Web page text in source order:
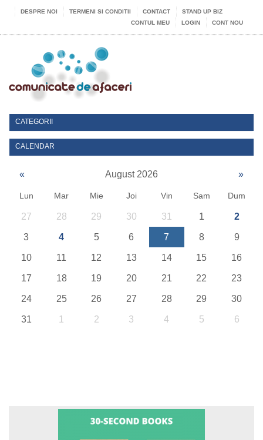
DESPRE NOI TERMENI SI CONDITII CONTACT
STAND UP BIZ
CONTUL MEU
LOGIN CONT NOU
CATEGORII
CALENDAR
« August 2026 »
Lun Mar Mie Joi Vin Sam Dum
27 28 29 30 31 1 2
3 4 5 6 7 8 9
10 11 12 13 14 15 16
17 18 19 20 21 22 23
24 25 26 27 28 29 30
31 1 2 3 4 5 6